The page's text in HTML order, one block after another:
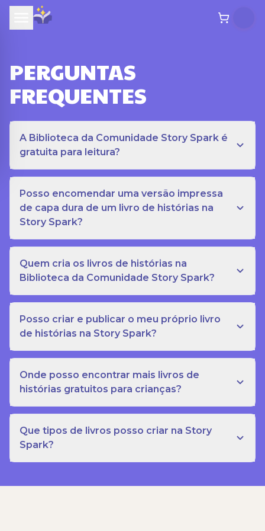
PERGUNTAS
FREQUENTES
A Biblioteca da Comunidade Story Spark é
gratuita para leitura?
Posso encomendar uma versão impressa
de capa dura de um livro de histórias na
Story Spark?
Quem cria os livros de histórias na
Biblioteca da Comunidade Story Spark?
Posso criar e publicar o meu próprio livro
de histórias na Story Spark?
Onde posso encontrar mais livros de
histórias gratuitos para crianças?
Que tipos de livros posso criar na Story
Spark?